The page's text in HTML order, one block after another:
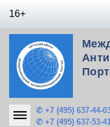
16+
✆ +7 (495) 637-44-
✆ +7 (495) 637-53-